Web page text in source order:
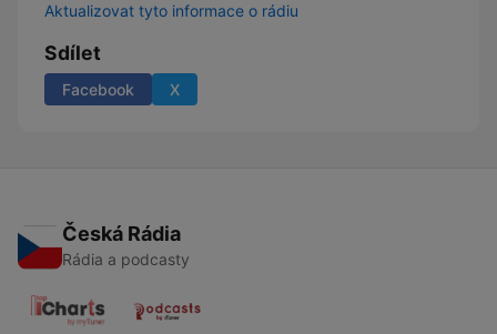
Aktualizovat tyto informace o rádiu
Sdílet
Facebook X
Česká Rádia
Rádia a podcasty